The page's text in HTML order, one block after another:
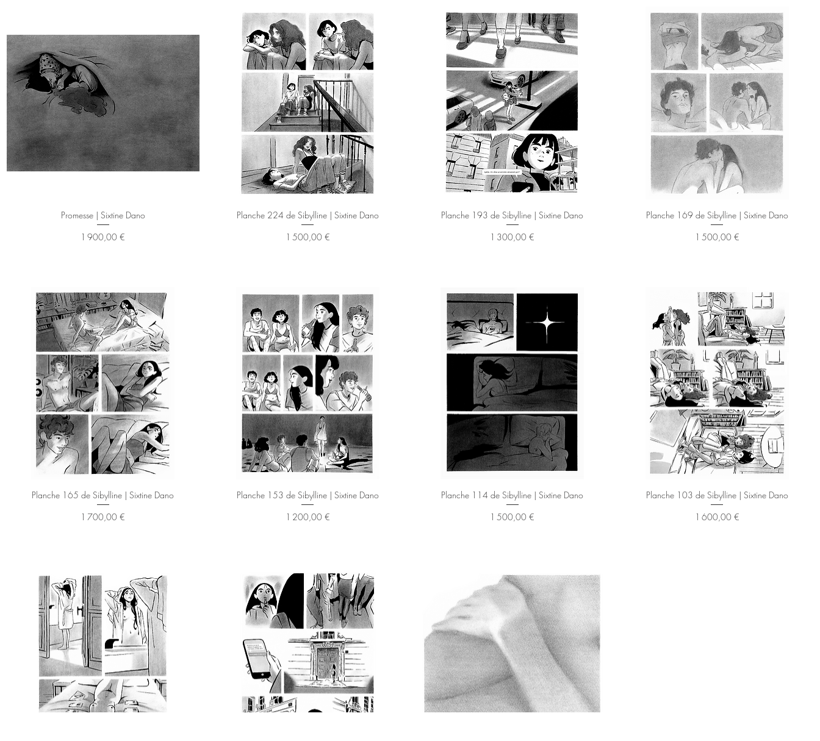
Aperçu rapide
Promesse | Sixtine Dano
Prix
1 900,00 €
Aperçu rapide
Planche 224 de Sibylline | Sixtine Dano
Prix
1 500,00 €
Aperçu rapide
Planche 193 de Sibylline | Sixtine Dano
Prix
1 300,00 €
Aperçu rapide
Planche 169 de Sibylline | Sixtine Dano
Prix
1 500,00 €
Aperçu rapide
Planche 165 de Sibylline | Sixtine Dano
Prix
1 700,00 €
Aperçu rapide
Planche 153 de Sibylline | Sixtine Dano
Prix
1 200,00 €
Aperçu rapide
Planche 114 de Sibylline | Sixtine Dano
Prix
1 500,00 €
Aperçu rapide
Planche 103 de Sibylline | Sixtine Dano
Prix
1 600,00 €